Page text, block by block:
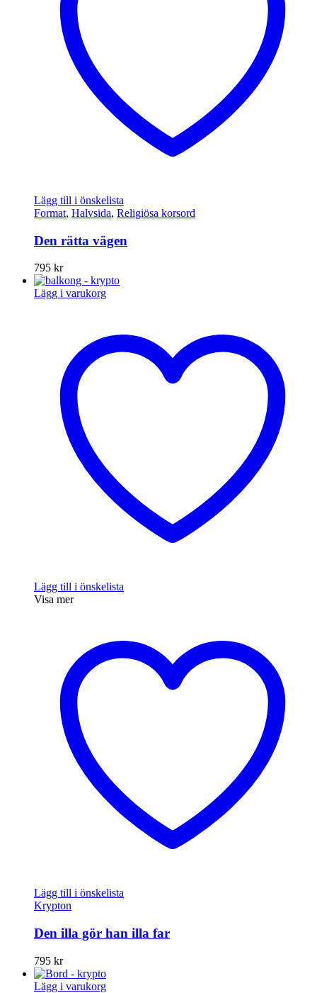
Lägg till i önskelista
Format, Halvsida, Religiösa korsord
Den rätta vägen
795 kr
Lägg i varukorg
Lägg till i önskelista
Visa mer
Lägg till i önskelista
Krypton
Den illa gör han illa far
795 kr
Lägg i varukorg